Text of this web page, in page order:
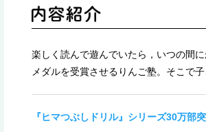
楽しく読んで遊んでいたら，いつの間
メダルを受賞させるりんご塾。そこで
『ヒマつぶしドリル』シリーズ30万